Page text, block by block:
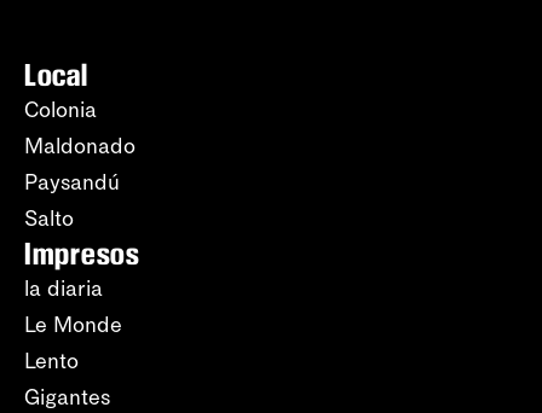
Local
Colonia
Maldonado
Paysandú
Salto
Impresos
la diaria
Le Monde
Lento
Gigantes